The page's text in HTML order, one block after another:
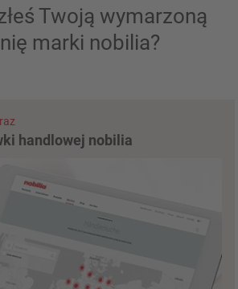
Twoją wymarzoną
marki nobilia?
handlowej nobilia